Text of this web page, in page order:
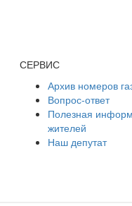
СЕРВИС
Архив номеров
Вопрос-ответ
Полезная
жителей
Наш депутат